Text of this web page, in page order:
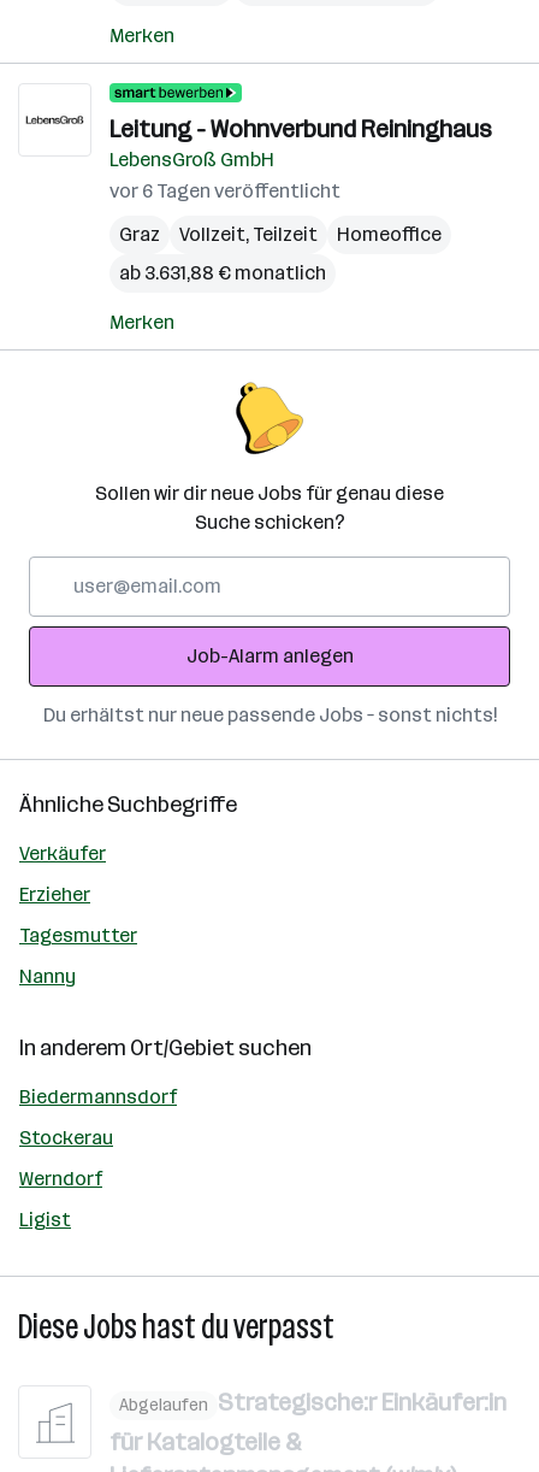
Merken
Leit­ung - Wohn­verbund Reining­haus
LebensGroß GmbH
vor 6 Tagen veröffentlicht
Graz
Vollzeit, Teilzeit
Homeoffice
ab 3.631,88 € monatlich
Merken
Sollen wir dir neue Jobs für genau diese
Suche schicken?
Adresse
Job-Alarm anlegen
Du erhältst nur neue passende Jobs – sonst nichts!
Ähnliche Suchbegriffe
Verkäufer
Erzieher
Tagesmutter
Nanny
In anderem Ort/Gebiet suchen
Biedermannsdorf
Stockerau
Werndorf
Ligist
Diese Jobs hast du verpasst
Abgelaufen Strategische:r Einkäufer:in
für Katalogteile &